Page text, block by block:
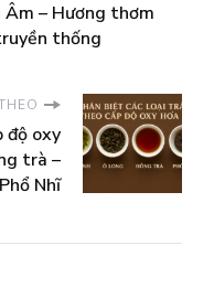
– Hương thơm
thống
độ oxy
trà –
Phổ Nhĩ